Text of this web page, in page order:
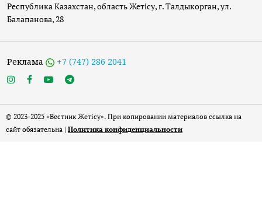
Республика Казахстан, область Жетісу, г. Талдыкорган, ул.
Балапанова, 28
Реклама +7 (747) 286 2041
© 2023-2025 «Вестник Жетісу». При копировании материалов ссылка на
сайт обязательна | Политика конфиденциальности